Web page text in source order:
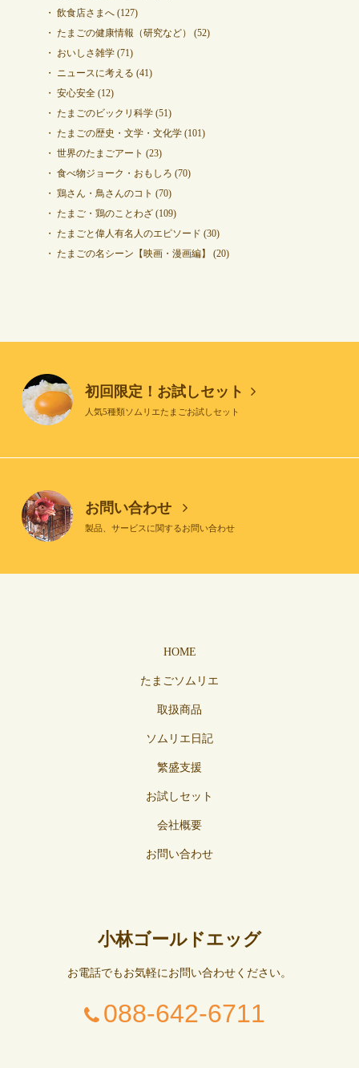
飲食店さまへ(127)
たまごの健康情報（研究など）
(52)
おいしさ雑学(71)
ニュースに考える (41)
安心安全(12)
たまごのビックリ科学(51)
たまごの歴史・文学・文化学(101)
世界のたまごアート (23)
食べ物ジョーク・おもしろ (70)
鶏さん・鳥さんのコト (70)
たまご・鶏のことわざ(109)
たまごと偉人有名人のエピソード (30)
たまごの名シーン【映画・漫画編】
(20)
初回限定！お試しセット
人気5種類ソムリエたまごお試しセット
お問い合わせ
製品、サービスに関するお問い合わせ
HOME
たまごソムリエ
取扱商品
ソムリエ日記
繁盛支援
お試しセット
会社概要
お問い合わせ
小林ゴールドエッグ
お電話でもお気軽にお問い合わせください。
088-642-6711